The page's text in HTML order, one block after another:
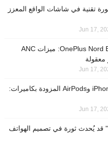
تقنية في شاشات الواقع المعزز
Jun 17,
إطلاق سماعات OnePlus Nord Buds 4: ميزات ANC
Jun 17,
موعد إطلاق iPhone Ultra 2 وAirPods المزودة بكاميرات:
Jun 17,
تسريبات: "ون بلس 16" قد يُحدث ثورة في تصميم الهواتف